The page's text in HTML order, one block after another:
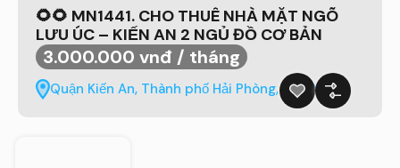
🌻🌻 MN1441. CHO THUÊ NHÀ MẶT NGÕ
LƯU ÚC – KIẾN AN 2 NGỦ ĐỒ CƠ BẢN
3.000.000 vnđ / tháng
Quận Kiến An, Thành phố Hải Phòng, Việt Nam